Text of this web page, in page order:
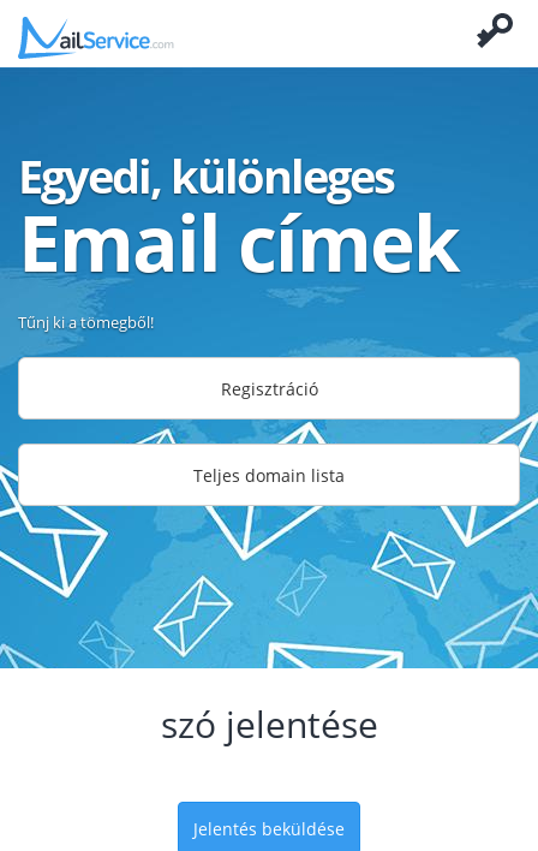
Egyedi, különleges
Email címek
Tűnj ki a tömegből!
Regisztráció
Teljes domain lista
szó jelentése
Jelentés beküldése